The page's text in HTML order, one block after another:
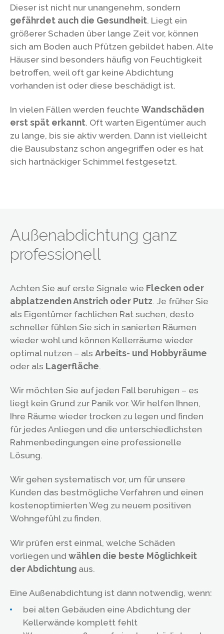
Dieser ist nicht nur unangenehm, sondern
gefährdet auch die Gesundheit. Liegt ein
größerer Schaden über lange Zeit vor, können
sich am Boden auch Pfützen gebildet haben. Alte
Häuser sind besonders häufig von Feuchtigkeit
betroffen, weil oft gar keine Abdichtung
vorhanden ist oder diese beschädigt ist.
In vielen Fällen werden feuchte Wandschäden
erst spät erkannt. Oft warten Eigentümer auch
zu lange, bis sie aktiv werden. Dann ist vielleicht
die Bausubstanz schon angegriffen oder es hat
sich hartnäckiger Schimmel festgesetzt.
Außenabdichtung ganz
professionell
Achten Sie auf erste Signale wie Flecken oder
abplatzenden Anstrich oder Putz. Je früher Sie
als Eigentümer fachlichen Rat suchen, desto
schneller fühlen Sie sich in sanierten Räumen
wieder wohl und können Kellerräume wieder
optimal nutzen – als Arbeits- und Hobbyräume
oder als Lagerfläche.
Wir möchten Sie auf jeden Fall beruhigen – es
liegt kein Grund zur Panik vor. Wir helfen Ihnen,
Ihre Räume wieder trocken zu legen und finden
für jedes Anliegen und die unterschiedlichsten
Rahmenbedingungen eine professionelle
Lösung.
Wir gehen systematisch vor, um für unsere
Kunden das bestmögliche Verfahren und einen
kostenoptimierten Weg zu neuem positiven
Wohngefühl zu finden.
Wir prüfen erst einmal, welche Schäden
vorliegen und wählen die beste Möglichkeit
der Abdichtung aus.
Eine Außenabdichtung ist dann notwendig, wenn:
bei alten Gebäuden eine Abdichtung der
Kellerwände komplett fehlt